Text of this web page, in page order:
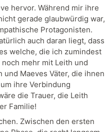
hervor. Während mir ihre
gerade glaubwürdig war,
Protagonisten.
auch daran liegt, dass
welche, die ich zumindest
mehr mit Leith und
Maeves Väter, die ihnen
ihre Verbindung
die Trauer, die Leith
Familie!
Zwischen den ersten